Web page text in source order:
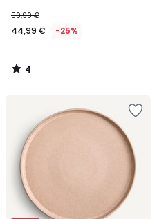
59,99 €
44,99 € -25%
4
/